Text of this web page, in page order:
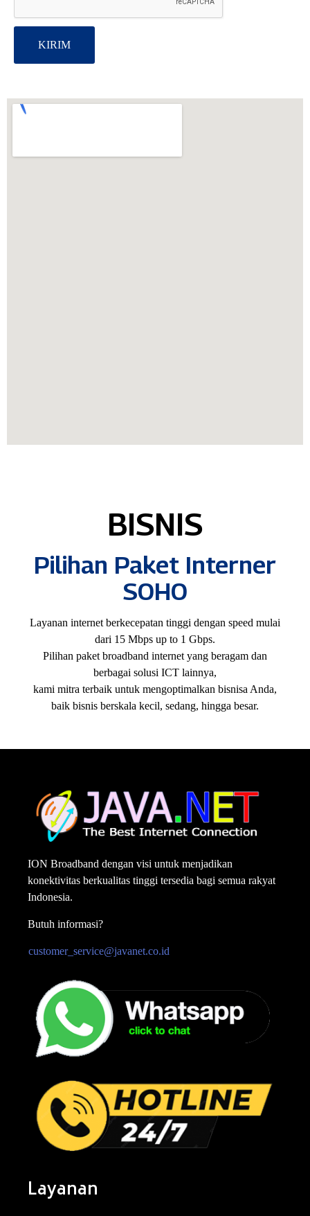
KIRIM
BISNIS
Pilihan Paket Interner
SOHO
Layanan internet berkecepatan tinggi dengan speed mulai
dari 15 Mbps up to 1 Gbps.
Pilihan paket broadband internet yang beragam dan
berbagai solusi ICT lainnya,
kami mitra terbaik untuk mengoptimalkan bisnisa Anda,
baik bisnis berskala kecil, sedang, hingga besar.
ION Broadband dengan visi untuk menjadikan
konektivitas berkualitas tinggi tersedia bagi semua rakyat
Indonesia.
Butuh informasi?
customer_service@javanet.co.id
Layanan